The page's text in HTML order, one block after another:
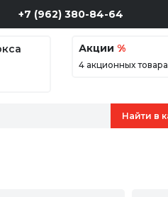
+7 (962) 380-84-64
Акции%
4 акционных товара